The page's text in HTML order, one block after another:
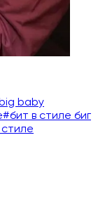
baby
#бит в стиле биг
стиле